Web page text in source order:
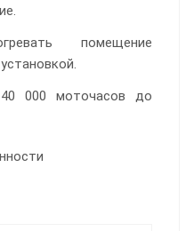
помещение
000 моточасов до